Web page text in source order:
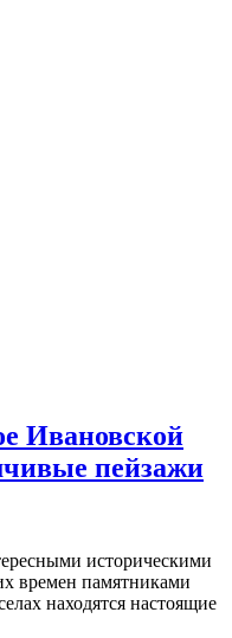
Ивановской
пейзажи
историческими
времен памятниками
находятся настоящие